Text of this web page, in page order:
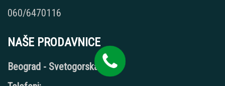
060/6470116
NAŠE PRODAVNICE
Beograd - Svetogorska 9